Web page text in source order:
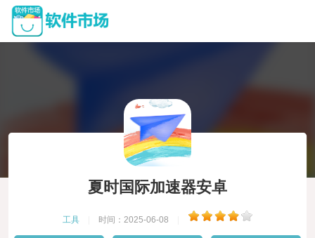
夏时国际加速器安卓
工具 时间：2025-06-08